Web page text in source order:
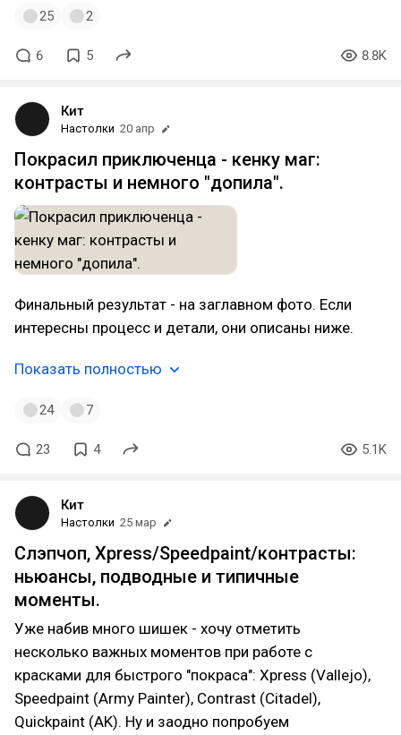
25 2
6 5 8.8K
Кит
Настолки 20 апр
Покрасил приключенца - кенку маг:
контрасты и немного "допила".
Финальный результат - на заглавном фото. Если
интересны процесс и детали, они описаны ниже.
Показать полностью
24 7
23 4 5.1K
Кит
Настолки 25 мар
Слэпчоп, Xpress/Speedpaint/контрасты:
ньюансы, подводные и типичные
моменты.
Уже набив много шишек - хочу отметить
несколько важных моментов при работе с
красками для быстрого "покраса": Xpress (Vallejo),
Speedpaint (Army Painter), Contrast (Citadel),
Quickpaint (AK). Ну и заодно попробуем